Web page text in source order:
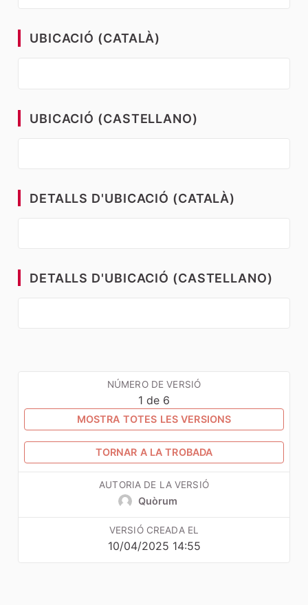
UBICACIÓ (CATALÀ)
UBICACIÓ (CASTELLANO)
DETALLS D'UBICACIÓ (CATALÀ)
DETALLS D'UBICACIÓ (CASTELLANO)
NÚMERO DE VERSIÓ
1 de 6
MOSTRA TOTES LES VERSIONS
TORNAR A LA TROBADA
AUTORIA DE LA VERSIÓ
Quòrum
VERSIÓ CREADA EL
10/04/2025 14:55